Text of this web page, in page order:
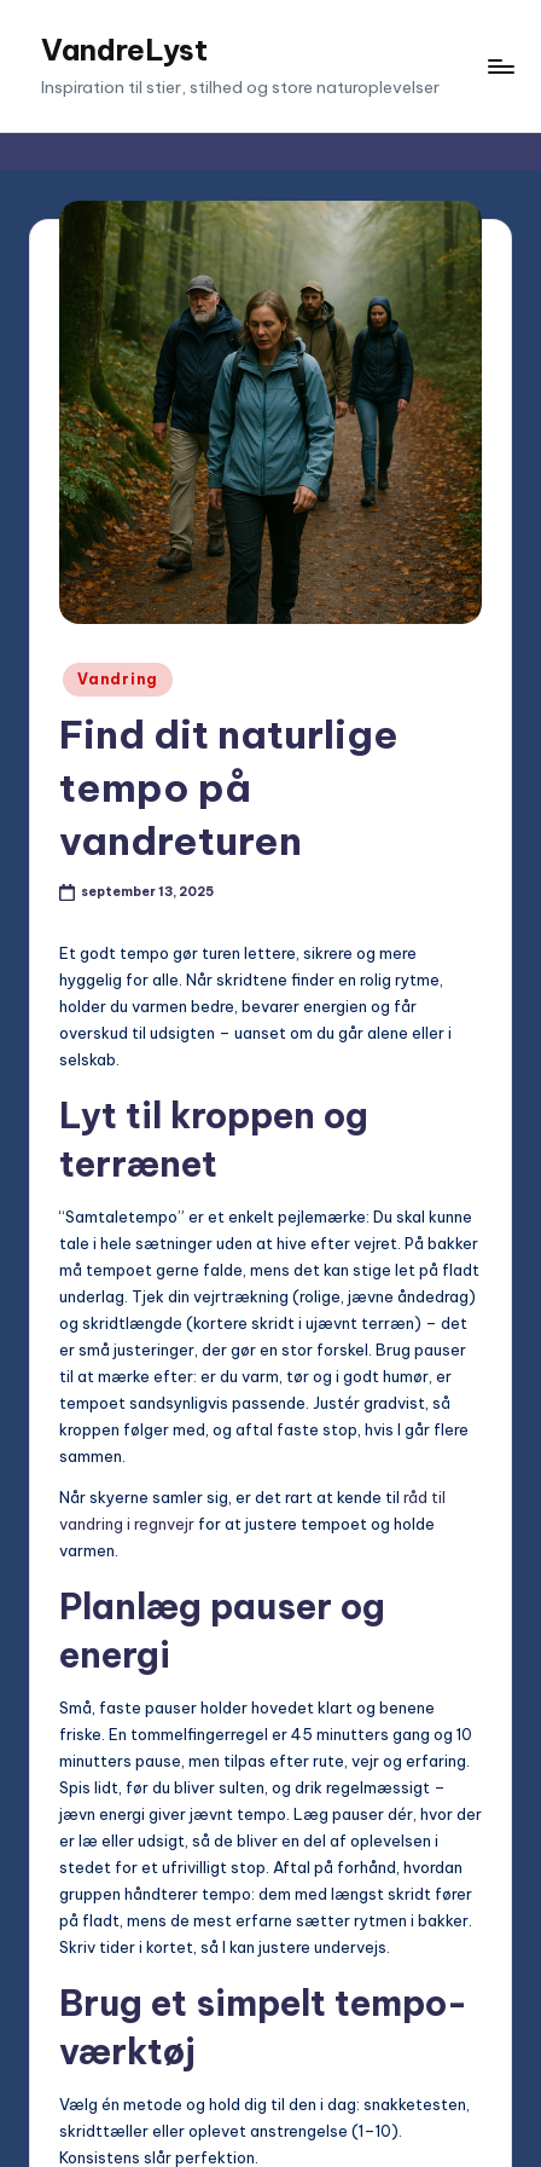
VandreLyst
Inspiration til stier, stilhed og store naturoplevelser
Posted
in
Vandring
Find dit naturlige
tempo på
vandreturen
september 13, 2025
Et godt tempo gør turen lettere, sikrere og mere
hyggelig for alle. Når skridtene finder en rolig rytme,
holder du varmen bedre, bevarer energien og får
overskud til udsigten – uanset om du går alene eller i
selskab.
Lyt til kroppen og
terrænet
“Samtaletempo” er et enkelt pejlemærke: Du skal kunne
tale i hele sætninger uden at hive efter vejret. På bakker
må tempoet gerne falde, mens det kan stige let på fladt
underlag. Tjek din vejrtrækning (rolige, jævne åndedrag)
og skridtlængde (kortere skridt i ujævnt terræn) – det
er små justeringer, der gør en stor forskel. Brug pauser
til at mærke efter: er du varm, tør og i godt humør, er
tempoet sandsynligvis passende. Justér gradvist, så
kroppen følger med, og aftal faste stop, hvis I går flere
sammen.
Når skyerne samler sig, er det rart at kende til råd til
vandring i regnvejr for at justere tempoet og holde
varmen.
Planlæg pauser og
energi
Små, faste pauser holder hovedet klart og benene
friske. En tommelfingerregel er 45 minutters gang og 10
minutters pause, men tilpas efter rute, vejr og erfaring.
Spis lidt, før du bliver sulten, og drik regelmæssigt –
jævn energi giver jævnt tempo. Læg pauser dér, hvor der
er læ eller udsigt, så de bliver en del af oplevelsen i
stedet for et ufrivilligt stop. Aftal på forhånd, hvordan
gruppen håndterer tempo: dem med længst skridt fører
på fladt, mens de mest erfarne sætter rytmen i bakker.
Skriv tider i kortet, så I kan justere undervejs.
Brug et simpelt tempo-
værktøj
Vælg én metode og hold dig til den i dag: snakketesten,
skridttæller eller oplevet anstrengelse (1–10).
Konsistens slår perfektion.